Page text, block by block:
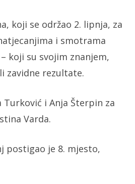
koji se održao 2. lipnja, za
i smotrama
koji su svojim znanjem,
zavidne rezultate.
i Anja Šterpin za
Varda.
postigao je 8. mjesto,